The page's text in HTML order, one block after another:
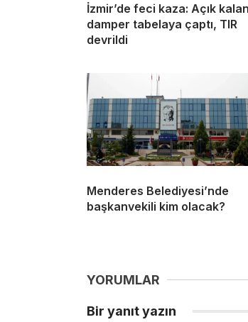
İzmir’de feci kaza: Açık kalan
damper tabelaya çaptı, TIR
devrildi
Menderes Belediyesi’nde
başkanvekili kim olacak?
YORUMLAR
Bir yanıt yazın